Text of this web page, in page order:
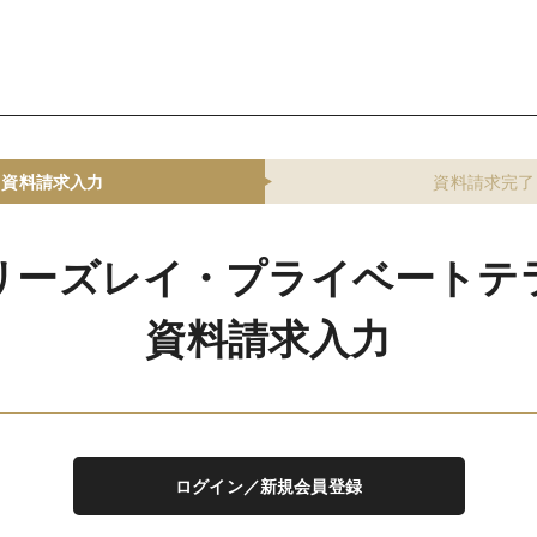
資料請求入力 資料請求完了
ーズレイ・プライベートテ
資料請求入力
ログイン／新規会員登録